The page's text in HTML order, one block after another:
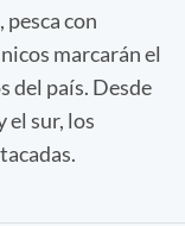
con
marcarán el
del país. Desde
el sur, los